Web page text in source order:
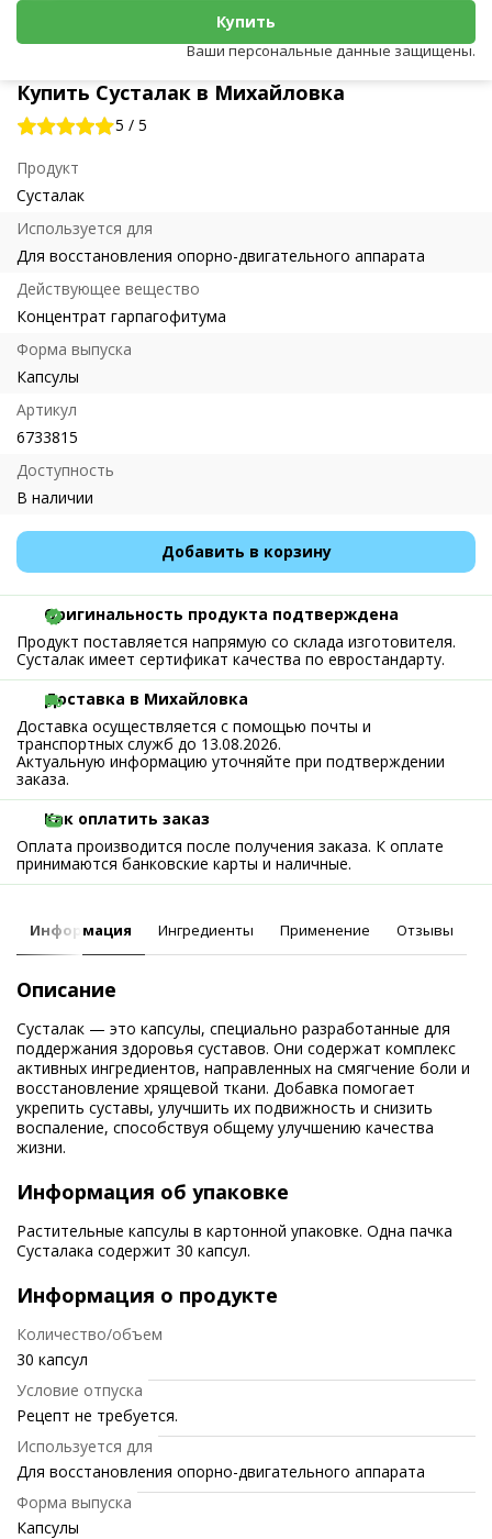
Купить Сусталак в Михайловка
5 / 5
Продукт
Сусталак
Используется для
Для восстановления опорно-двигательного аппарата
Действующее вещество
Концентрат гарпагофитума
Форма выпуска
Капсулы
Артикул
6733815
Доступность
В наличии
Добавить в корзину
Купить
Ваши персональные данные защищены.
Оригинальность продукта подтверждена
Продукт поставляется напрямую со склада изготовителя.
Сусталак имеет сертификат качества по евростандарту.
Доставка в Михайловка
Доставка осуществляется с помощью почты и
транспортных служб до 13.08.2026.
Актуальную информацию уточняйте при подтверждении
заказа.
Как оплатить заказ
Оплата производится после получения заказа. К оплате
принимаются банковские карты и наличные.
Информация Ингредиенты Применение Отзывы
Описание
Сусталак — это капсулы, специально разработанные для
поддержания здоровья суставов. Они содержат комплекс
активных ингредиентов, направленных на смягчение боли и
восстановление хрящевой ткани. Добавка помогает
укрепить суставы, улучшить их подвижность и снизить
воспаление, способствуя общему улучшению качества
жизни.
Информация об упаковке
Растительные капсулы в картонной упаковке. Одна пачка
Сусталака содержит 30 капсул.
Информация о продукте
Количество/объем
30 капсул
Условие отпуска
Рецепт не требуется.
Используется для
Для восстановления опорно-двигательного аппарата
Форма выпуска
Капсулы